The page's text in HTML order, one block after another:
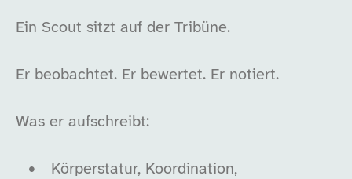
Ein Scout sitzt auf der Tribüne.
Er beobachtet. Er bewertet. Er notiert.
Was er aufschreibt:
•
Körperstatur, Koordination,